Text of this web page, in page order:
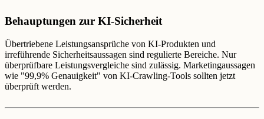
Behauptungen zur KI-Sicherheit
Übertriebene Leistungsansprüche von KI-Produkten und
irreführende Sicherheitsaussagen sind regulierte Bereiche. Nur
überprüfbare Leistungsvergleiche sind zulässig. Marketingaussagen
wie "99,9% Genauigkeit" von KI-Crawling-Tools sollten jetzt
überprüft werden.